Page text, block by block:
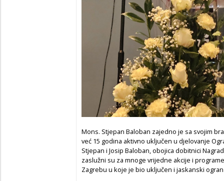
Mons. Stjepan Baloban zajedno je sa svojim
već 15 godina aktivno uključen u djelovanje
Stjepan i Josip Baloban, obojica dobitnici
zaslužni su za mnoge vrijedne akcije i
Zagrebu u koje je bio uključen i jaskanski